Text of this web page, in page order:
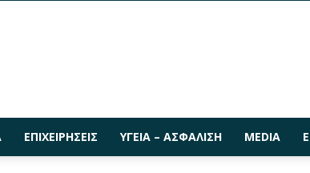
ΕΠΙΧΕΙΡΉΣΕΙΣ ΥΓΕΊΑ – ΑΣΦΆΛΙΣΗ MEDIA